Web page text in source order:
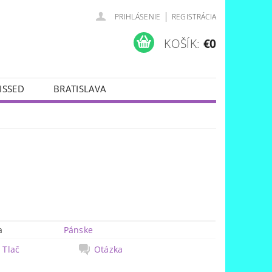
PRIHLÁSENIE | REGISTRÁCIA
KOŠÍK: €0
BRATISLAVA
Pánske
Tlač
Otázka